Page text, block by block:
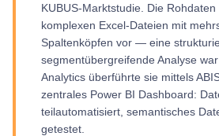
KUBUS-Marktstudie. Die Rohdaten
komplexen Excel-Dateien mit
Spaltenköpfen vor — eine
segmentübergreifende Analyse
Analytics überführte sie mittels
zentrales Power BI Dashboard:
teilautomatisiert, semantisches
getestet.